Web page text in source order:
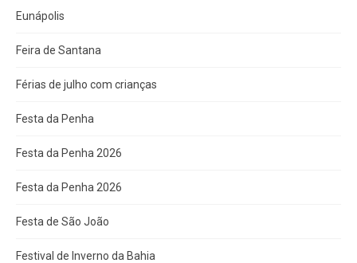
Eunápolis
Feira de Santana
Férias de julho com crianças
Festa da Penha
Festa da Penha 2026
Festa da Penha 2026
Festa de São João
Festival de Inverno da Bahia